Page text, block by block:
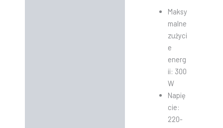
Maksy
malne
zużyci
e
energ
ii: 300
W
Napię
cie:
220-